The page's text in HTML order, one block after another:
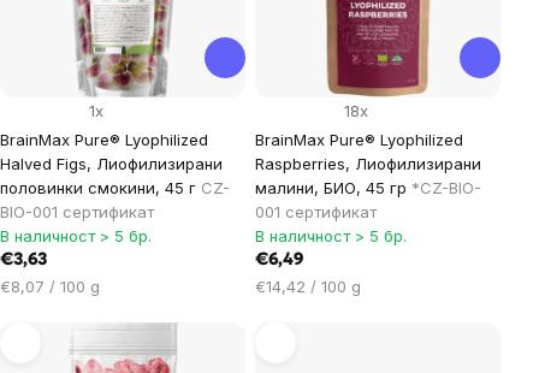
products
BrainMax Pure® Lyophilized
Halved Figs, Лиофилизирани
половинки смокини, 45 г CZ-
BIO-001 сертификат
1x
В наличност > 5 бр.
€3,63
Цена
€8,07 / 100 g
BrainMax Pure® Lyophilized
Raspberries, Лиофилизирани
малини, БИО, 45 гр *CZ-BIO-
001 сертификат
18x
В наличност > 5 бр.
€6,49
Цена
€14,42 / 100 g